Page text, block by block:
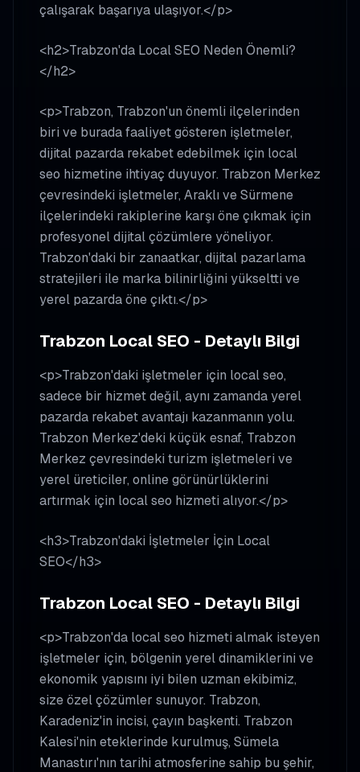
çalışarak başarıya ulaşıyor.</p>
<h2>Trabzon'da Local SEO Neden Önemli?
</h2>
<p>Trabzon, Trabzon'un önemli ilçelerinden
biri ve burada faaliyet gösteren işletmeler,
dijital pazarda rekabet edebilmek için local
seo hizmetine ihtiyaç duyuyor. Trabzon Merkez
çevresindeki işletmeler, Araklı ve Sürmene
ilçelerindeki rakiplerine karşı öne çıkmak için
profesyonel dijital çözümlere yöneliyor.
Trabzon'daki bir zanaatkar, dijital pazarlama
stratejileri ile marka bilinirliğini yükseltti ve
yerel pazarda öne çıktı.</p>
Trabzon Local SEO - Detaylı Bilgi
<p>Trabzon'daki işletmeler için local seo,
sadece bir hizmet değil, aynı zamanda yerel
pazarda rekabet avantajı kazanmanın yolu.
Trabzon Merkez'deki küçük esnaf, Trabzon
Merkez çevresindeki turizm işletmeleri ve
yerel üreticiler, online görünürlüklerini
artırmak için local seo hizmeti alıyor.</p>
<h3>Trabzon'daki İşletmeler İçin Local
SEO</h3>
Trabzon Local SEO - Detaylı Bilgi
<p>Trabzon'da local seo hizmeti almak isteyen
işletmeler için, bölgenin yerel dinamiklerini ve
ekonomik yapısını iyi bilen uzman ekibimiz,
size özel çözümler sunuyor. Trabzon,
Karadeniz'in incisi, çayın başkenti. Trabzon
Kalesi'nin eteklerinde kurulmuş, Sümela
Manastırı'nın tarihi atmosferine sahip bu şehir,